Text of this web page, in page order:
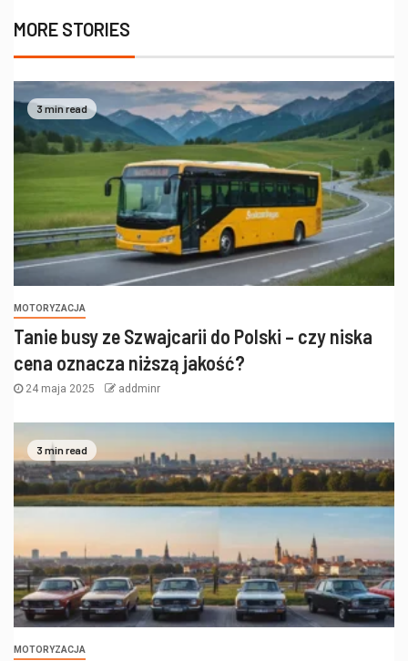
MORE STORIES
3 min read
MOTORYZACJA
Tanie busy ze Szwajcarii do Polski – czy niska
cena oznacza niższą jakość?
24 maja 2025 addminr
3 min read
MOTORYZACJA